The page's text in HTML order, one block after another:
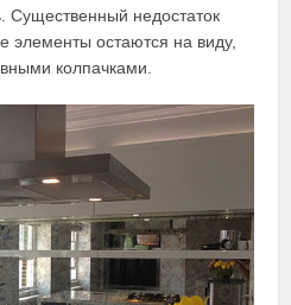
Существенный недостаток
элементы остаются на виду,
колпачками.